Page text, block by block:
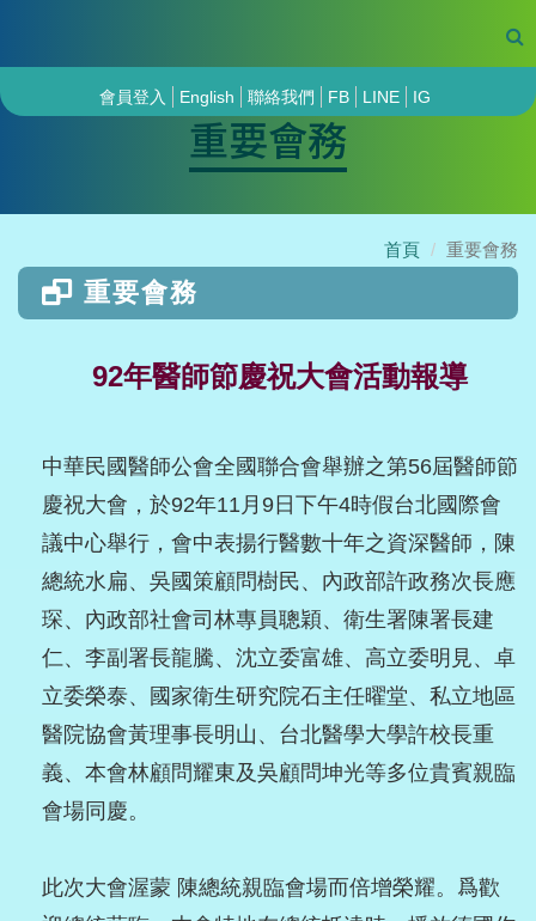
會員登入 English 聯絡我們 FB LINE IG
重要會務
首頁 重要會務
重要會務
92年醫師節慶祝大會活動報導
中華民國醫師公會全國聯合會舉辦之第56屆醫師節
慶祝大會，於92年11月9日下午4時假台北國際會
議中心舉行，會中表揚行醫數十年之資深醫師，陳
總統水扁、吳國策顧問樹民、內政部許政務次長應
琛、內政部社會司林專員聰穎、衛生署陳署長建
仁、李副署長龍騰、沈立委富雄、高立委明見、卓
立委榮泰、國家衛生研究院石主任曜堂、私立地區
醫院協會黃理事長明山、台北醫學大學許校長重
義、本會林顧問耀東及吳顧問坤光等多位貴賓親臨
會場同慶。
此次大會渥蒙 陳總統親臨會場而倍增榮耀。爲歡